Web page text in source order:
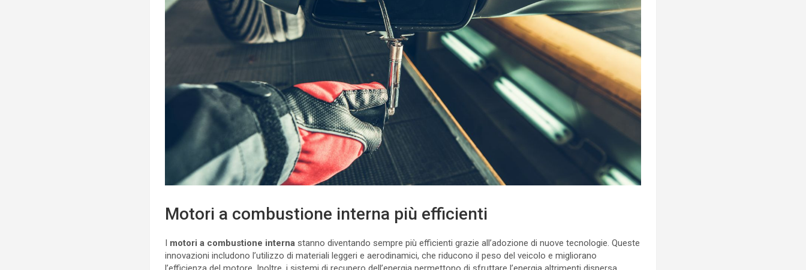
Motori a combustione interna più efficienti
I motori a combustione interna stanno diventando sempre più efficienti grazie all’adozione di nuove tecnologie. Queste
innovazioni includono l’utilizzo di materiali leggeri e aerodinamici, che riducono il peso del veicolo e migliorano